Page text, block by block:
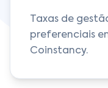
Taxas de
preferenciais
Coinstancy.